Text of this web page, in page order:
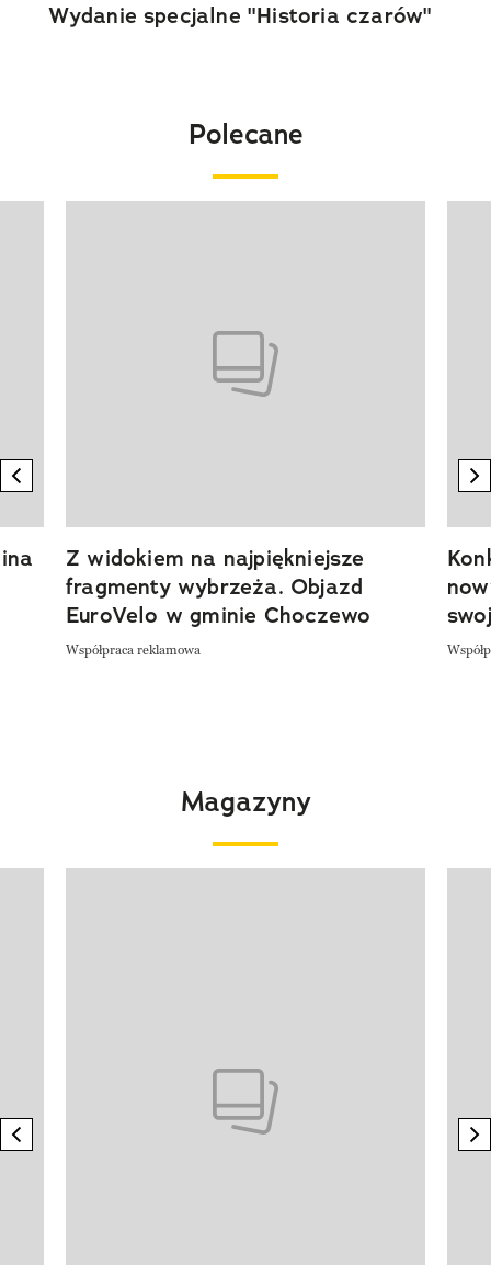
Wydanie specjalne "Historia czarów"
Polecane
previous element
Z widokiem na najpiękniejsze
fragmenty wybrzeża. Objazd
EuroVelo w gminie Choczewo
Współpraca reklamowa
Magazyny
previous element